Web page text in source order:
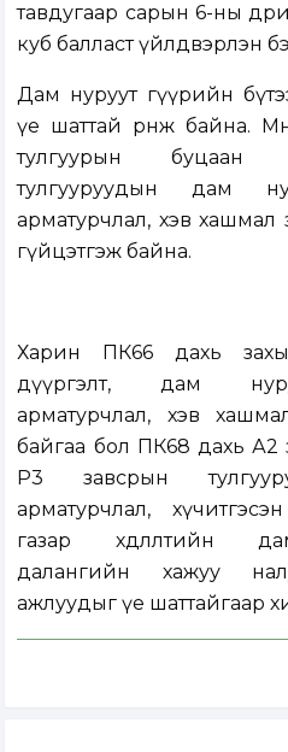
тавдугаар сарын 6-ны
куб балласт үйлдвэрлэн
Дам нуруут гүүрийн
үе шаттай өрнөж байна.
тулгуурын буцаан
тулгууруудын дам
арматурчлал, хэв хашмал
гүйцэтгэж байна.
Харин ПК66 дахь
дүүргэлт, дам
арматурчлал, хэв
байгаа бол ПК68 дахь А2
Р3 завсрын
арматурчлал,
газар хөдлөлтийн
далангийн хажуу
ажлуудыг үе шаттайгаар